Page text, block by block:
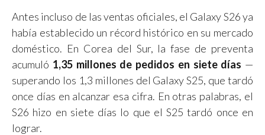
Antes incluso de las ventas oficiales, el Galaxy S26 ya
había establecido un récord histórico en su mercado
doméstico. En Corea del Sur, la fase de preventa
acumuló 1,35 millones de pedidos en siete días —
superando los 1,3 millones del Galaxy S25, que tardó
once días en alcanzar esa cifra. En otras palabras, el
S26 hizo en siete días lo que el S25 tardó once en
lograr.